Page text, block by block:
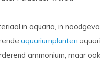
in aquaria, in
aquariumplanten
ammonium, maar